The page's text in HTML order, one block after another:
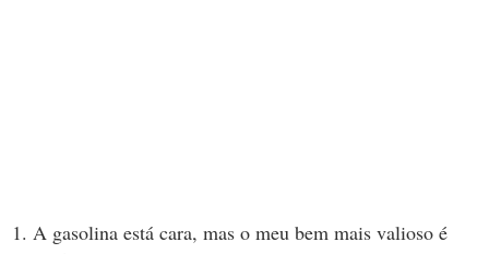
A gasolina está cara, mas o meu bem mais valioso é